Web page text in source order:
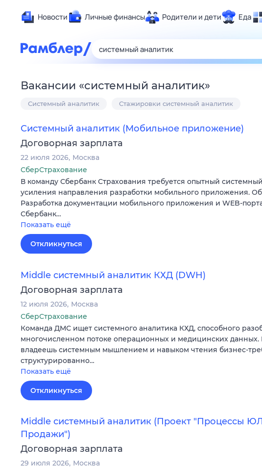
Новости Личные финансы Родители и дети Еда
Развлечения и отдых
Спорт
Карьера
Технологии и тренды
Гороскопы
Вакансии «системный аналитик»
Системный аналитик Стажировки системный аналитик
Системный аналитик (Мобильное приложение)
Договорная зарплата
22 июля 2026 Москва
СберСтрахование
В команду Сбербанк Страхования требуется опытный
усиления направления разработки мобильного приложения.
Разработка документации мобильного приложения и WEB-
Сбербанк…
Показать ещё
Откликнуться
Middle системный аналитик КХД (DWH)
Договорная зарплата
12 июля 2026 Москва
СберСтрахование
Команда ДМС ищет системного аналитика КХД, способного
многочисленном потоке операционных и медицинских данных.
владеешь системным мышлением и навыком чтения бизнес-
структурированно…
Показать ещё
Откликнуться
Middle системный аналитик (Проект "Процессы
Продажи")
Договорная зарплата
29 июля 2026 Москва